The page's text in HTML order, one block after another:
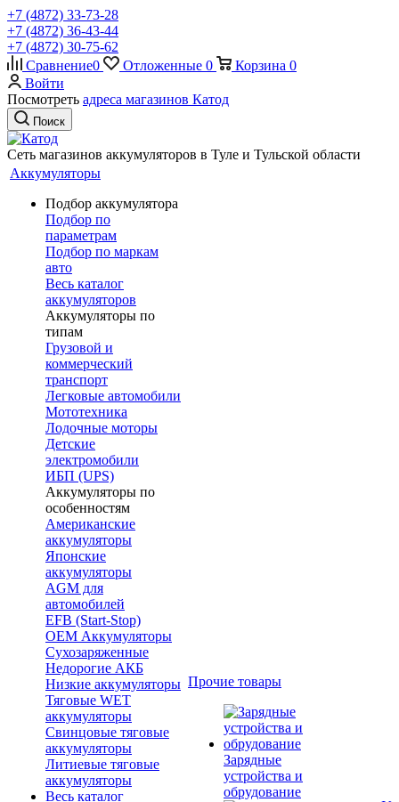
+7 (4872) 33-73-28
+7 (4872) 36-43-44
+7 (4872) 30-75-62
Сравнение0 Отложенные 0 Корзина 0
Войти
Посмотреть адреса магазинов Катод
Поиск
Сеть магазинов аккумуляторов в Туле и Тульской области
Аккумуляторы
Подбор аккумулятора
Подбор по
параметрам
Подбор по маркам
авто
Весь каталог
аккумуляторов
Аккумуляторы по
типам
Грузовой и
коммерческий
транспорт
Легковые автомобили
Мототехника
Лодочные моторы
Детские
электромобили
ИБП (UPS)
Аккумуляторы по
особенностям
Американские
аккумуляторы
Японские
аккумуляторы
AGM для
автомобилей
EFB (Start-Stop)
OEM Аккумуляторы
Сухозаряженные
Недорогие АКБ
Низкие аккумуляторы
Тяговые WET
аккумуляторы
Свинцовые тяговые
аккумуляторы
Литиевые тяговые
аккумуляторы
Весь каталог
Прочие товары
Зарядные
устройства и
обрудование